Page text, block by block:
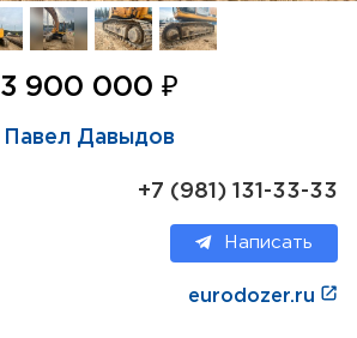
3 900 000 ₽
Павел Давыдов
+7 (981) 131-33-33
Написать
eurodozer.ru